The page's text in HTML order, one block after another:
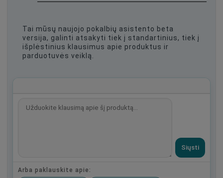
Tai mūsų naujojo pokalbių asistento beta
versija, galinti atsakyti tiek į standartinius, tiek į
išplėstinius klausimus apie produktus ir
parduotuvės veiklą.
Siųsti
Arba paklauskite apie: